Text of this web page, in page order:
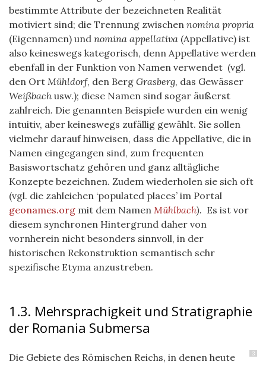
bestimmte Attribute der bezeichneten Realität
motiviert sind; die Trennung zwischen nomina propria
(Eigennamen) und nomina appellativa (Appellative) ist
also keineswegs kategorisch, denn Appellative werden
ebenfall in der Funktion von Namen verwendet (vgl.
den Ort Mühldorf, den Berg Grasberg, das Gewässer
Weißbach usw.); diese Namen sind sogar äußerst
zahlreich. Die genannten Beispiele wurden ein wenig
intuitiv, aber keineswegs zufällig gewählt. Sie sollen
vielmehr darauf hinweisen, dass die Appellative, die in
Namen eingegangen sind, zum frequenten
Basiswortschatz gehören und ganz alltägliche
Konzepte bezeichnen. Zudem wiederholen sie sich oft
(vgl. die zahleichen ‘populated places’ im Portal
geonames.org mit dem Namen Mühlbach). Es ist vor
diesem synchronen Hintergrund daher von
vornherein nicht besonders sinnvoll, in der
historischen Rekonstruktion semantisch sehr
spezifische Etyma anzustreben.
1.3. Mehrsprachigkeit und Stratigraphie
der Romania Submersa
3
Die Gebiete des Römischen Reichs, in denen heute